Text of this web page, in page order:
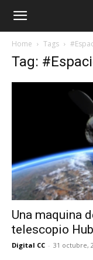
Home Tags
Tag:
Una maquina
telescopio
Digital CC - 31 octubre,